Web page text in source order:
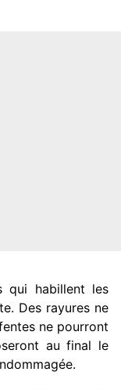
qui habillent les
Des rayures ne
ne pourront
au final le